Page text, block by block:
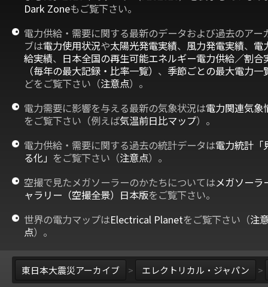
Dark Zoneもご覧下さい。
電力供給・需要に関する最新のデータおよび過去のアー
ブは電力使用状況や太陽光発電実績、 風力発電実績、 電
給実績、 日本全国の再生可能エネルギー電力供給／割合
（毎年の最大記録・比率一覧） 、 季節ごとの最大電力一
どをご覧下さい（注意点）。
電力需要に影響を与える最新の気象状況は電力関連気象
をご覧下さい（例えば気温前日比マップ）。
電力供給・需要に関する過去の統計データは電力統計「
る化」 をご覧下さい（注意点）。
空撮で見たメガソーラーのかたちについてはメガソーラ
ャラリー（空撮全景）日本版をご覧下さい。
世界の電力マップはElectrical Planetをご覧下さい（注
点）。
東日本大震災アーカイブ > エレクトリカル・ジャパン >